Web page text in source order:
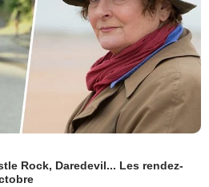
Rock, Daredevil... Les rendez-